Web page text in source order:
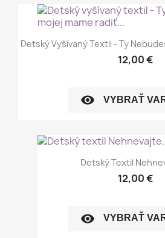
Detský Vyšívaný Textil - Ty
12,00 €
visibility VYBRAŤ
Detský Textil
12,00 €
visibility VYBRAŤ